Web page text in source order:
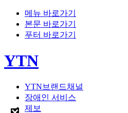
메뉴 바로가기
본문 바로가기
푸터 바로가기
YTN
YTN브랜드채널
장애인 서비스
제보